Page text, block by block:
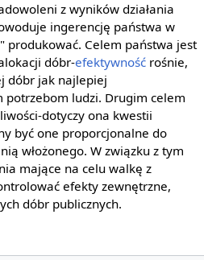
z wyników działania
ingerencję państwa w
produkować. Celem państwa jest
dóbr-efektywnośćrośnie,
dóbr jak najlepiej
potrzebom ludzi. Drugim celem
dotyczy ona kwestii
być one proporcjonalne do
włożonego. W związku z tym
mające na celu walkę z
efekty zewnętrzne,
dóbr publicznych.